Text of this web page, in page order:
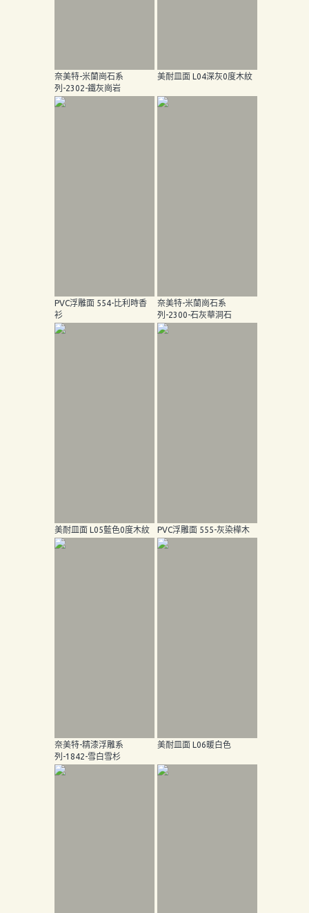
奈美特-米蘭崗石系
列-2302-鐵灰崗岩
美耐皿面 L04深灰0度木紋
PVC浮雕面 554-比利時香
衫
奈美特-米蘭崗石系
列-2300-石灰華洞石
美耐皿面 L05藍色0度木紋 PVC浮雕面 555-灰染樺木
奈美特-精漆浮雕系
列-1842-雪白雪杉
美耐皿面 L06暖白色